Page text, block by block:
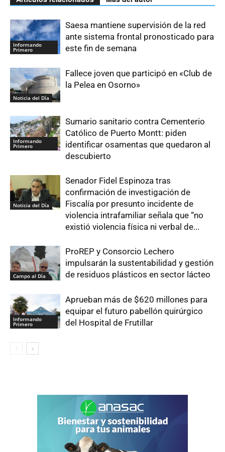
Informando
Primero
Saesa mantiene supervisión de la red
ante sistema frontal pronosticado para
este fin de semana
Noticia del Día
Fallece joven que participó en «Club de
la Pelea en Osorno»
Informando
Primero
Sumario sanitario contra Cementerio
Católico de Puerto Montt: piden
identificar osamentas que quedaron al
descubierto
Noticia del Día
Senador Fidel Espinoza tras
confirmación de investigación de
Fiscalía por presunto incidente de
violencia intrafamiliar señala que “no
existió violencia física ni verbal de...
Campo al Día
ProREP y Consorcio Lechero
impulsarán la sustentabilidad y gestión
de residuos plásticos en sector lácteo
Informando
Primero
Aprueban más de $620 millones para
equipar el futuro pabellón quirúrgico
del Hospital de Frutillar